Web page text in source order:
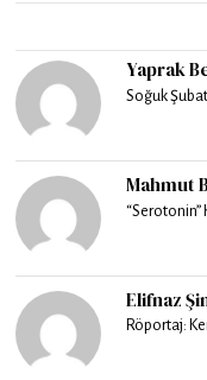
Yaprak
Soğuk Şubat
Mahmut
“Serotonin”
Elifnaz
Röportaj: